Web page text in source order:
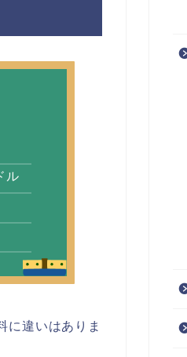
ル
に違いはありま